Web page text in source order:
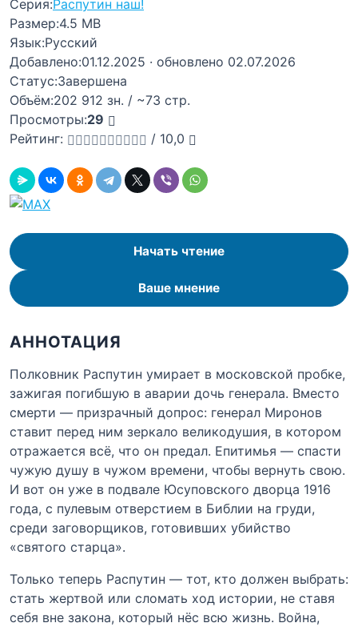
Серия:Распутин наш!
Размер:4.5 MB
Язык:Русский
Добавлено:01.12.2025 · обновлено 02.07.2026
Статус:Завершена
Объём:202 912 зн. / ~73 стр.
Просмотры:29
Рейтинг:
/ 10,0
Начать чтение
Ваше мнение
АННОТАЦИЯ
Полковник Распутин умирает в московской пробке,
зажигая погибшую в аварии дочь генерала. Вместо
смерти — призрачный допрос: генерал Миронов
ставит перед ним зеркало великодушия, в котором
отражается всё, что он предал. Епитимья — спасти
чужую душу в чужом времени, чтобы вернуть свою.
И вот он уже в подвале Юсуповского дворца 1916
года, с пулевым отверстием в Библии на груди,
среди заговорщиков, готовивших убийство
«святого старца».
Только теперь Распутин — тот, кто должен выбрать:
стать жертвой или сломать ход истории, не ставя
себя вне закона, который нёс всю жизнь. Война,